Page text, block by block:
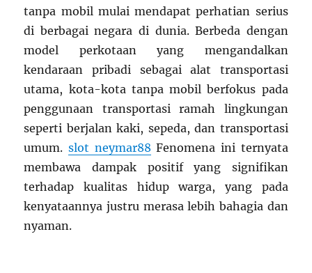
tanpa mobil mulai mendapat perhatian serius
di berbagai negara di dunia. Berbeda dengan
model perkotaan yang mengandalkan
kendaraan pribadi sebagai alat transportasi
utama, kota-kota tanpa mobil berfokus pada
penggunaan transportasi ramah lingkungan
seperti berjalan kaki, sepeda, dan transportasi
umum.slot neymar88 Fenomena ini ternyata
membawa dampak positif yang signifikan
terhadap kualitas hidup warga, yang pada
kenyataannya justru merasa lebih bahagia dan
nyaman.